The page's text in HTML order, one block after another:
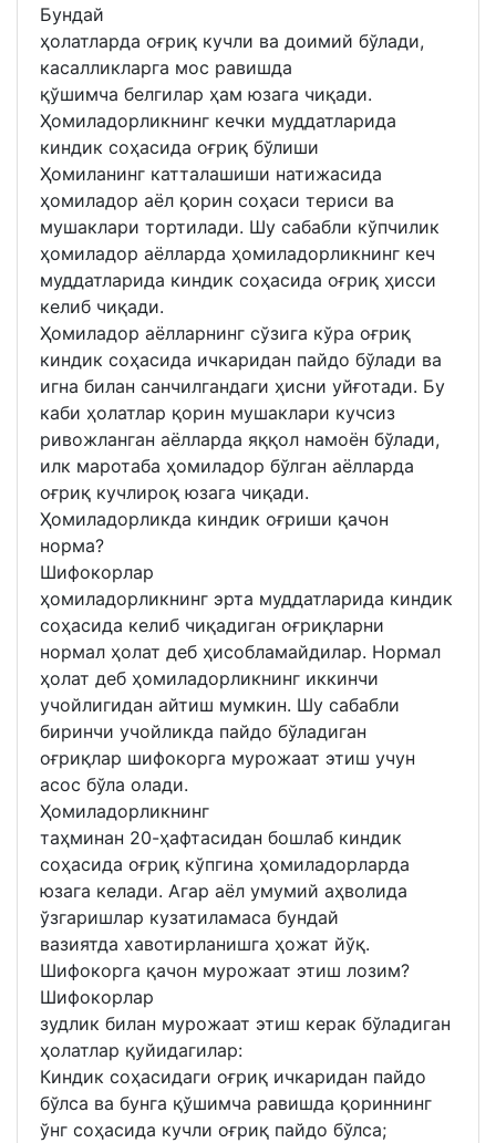
Бундай
ҳолатларда оғриқ кучли ва доимий бўлади,
касалликларга мос равишда
қўшимча белгилар ҳам юзага чиқади.
Ҳомиладорликнинг кечки муддатларида
киндик соҳасида оғриқ бўлиши
Ҳомиланинг катталашиши натижасида
ҳомиладор аёл қорин соҳаси териси ва
мушаклари тортилади. Шу сабабли кўпчилик
ҳомиладор аёлларда ҳомиладорликнинг кеч
муддатларида киндик соҳасида оғриқ ҳисси
келиб чиқади.
Ҳомиладор аёлларнинг сўзига кўра оғриқ
киндик соҳасида ичкаридан пайдо бўлади ва
игна билан санчилгандаги ҳисни уйғотади. Бу
каби ҳолатлар қорин мушаклари кучсиз
ривожланган аёлларда яққол намоён бўлади,
илк маротаба ҳомиладор бўлган аёлларда
оғриқ кучлироқ юзага чиқади.
Ҳомиладорликда киндик оғриши қачон
норма?
Шифокорлар
ҳомиладорликнинг эрта муддатларида киндик
соҳасида келиб чиқадиган оғриқларни
нормал ҳолат деб ҳисобламайдилар. Нормал
ҳолат деб ҳомиладорликнинг иккинчи
учойлигидан айтиш мумкин. Шу сабабли
биринчи учойликда пайдо бўладиган
оғриқлар шифокорга мурожаат этиш учун
асос бўла олади.
Ҳомиладорликнинг
таҳминан 20-ҳафтасидан бошлаб киндик
соҳасида оғриқ кўпгина ҳомиладорларда
юзага келади. Агар аёл умумий аҳволида
ўзгаришлар кузатиламаса бундай
вазиятда хавотирланишга ҳожат йўқ.
Шифокорга қачон мурожаат этиш лозим?
Шифокорлар
зудлик билан мурожаат этиш керак бўладиган
ҳолатлар қуйидагилар:
Киндик соҳасидаги оғриқ ичкаридан пайдо
бўлса ва бунга қўшимча равишда қориннинг
ўнг соҳасида кучли оғриқ пайдо бўлса;